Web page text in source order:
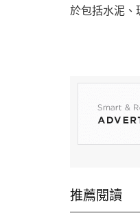
於包括水泥、
推薦閱讀